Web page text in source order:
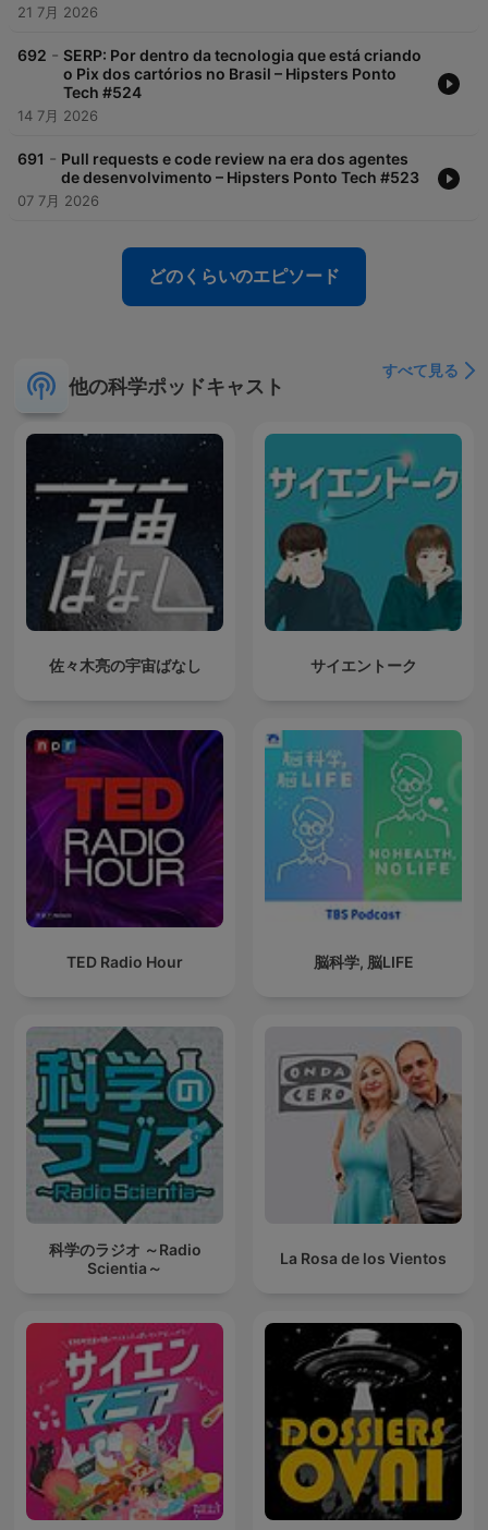
21 7月 2026
692 - SERP: Por dentro da tecnologia que está criando
o Pix dos cartórios no Brasil – Hipsters Ponto
Tech #524
14 7月 2026
691 - Pull requests e code review na era dos agentes
de desenvolvimento – Hipsters Ponto Tech #523
07 7月 2026
どのくらいのエピソード
他の科学ポッドキャスト
すべて見る
佐々木亮の宇宙ばなし サイエントーク
TED Radio Hour 脳科学, 脳LIFE
科学のラジオ ～Radio
Scientia～
La Rosa de los Vientos